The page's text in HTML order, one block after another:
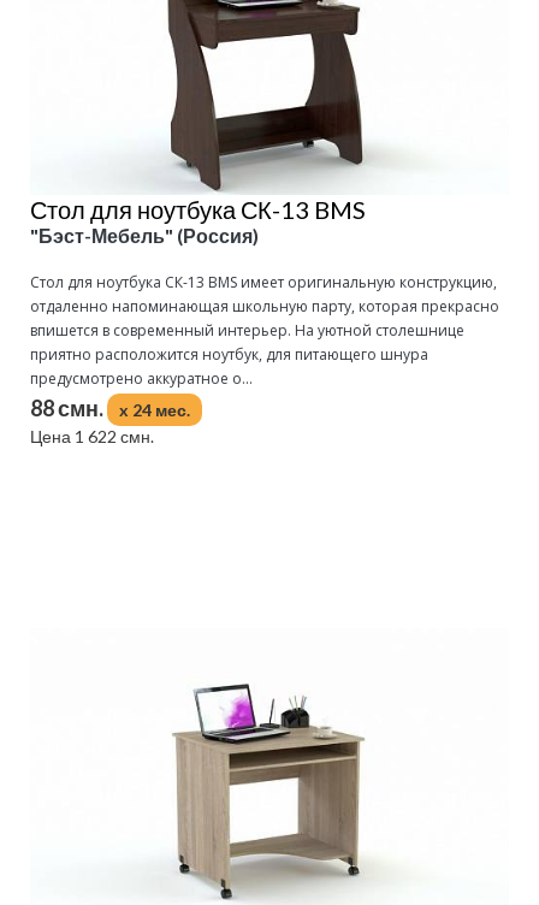
Стол для ноутбука СК-13 BMS
"Бэст-Мебель" (Россия)
Стол для ноутбука СК-13 BMS имеет оригинальную конструкцию,
отдаленно напоминающая школьную парту, которая прекрасно
впишется в современный интерьер. На уютной столешнице
приятно расположится ноутбук, для питающего шнура
предусмотрено аккуратное о...
88 смн.
x 24 мес.
Цена 1 622 смн.